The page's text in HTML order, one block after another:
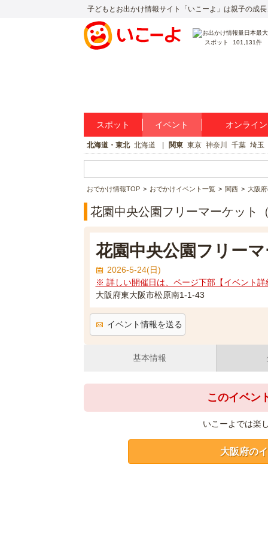
子どもとお出かけ情報サイト「いこーよ」は親子の成長
スポット 101,131件
スポット イベント オンライ
北海道・東北 北海道 関東 東京 神奈川 千葉 埼玉
おでかけ情報TOP おでかけイベント一覧 関西 大阪
花園中央公園フリーマーケット
花園中央公園フリーマ
2026-5-24(日)
※ 詳しい開催日は、ページ下部【イベント詳
大阪府東大阪市松原南1-1-43
イベント情報を送る
基本情報
このイベン
いこーよでは楽
大阪府の